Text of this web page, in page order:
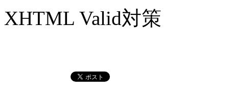
XHTML Valid対策